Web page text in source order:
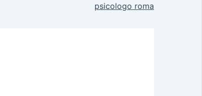
psicologo roma